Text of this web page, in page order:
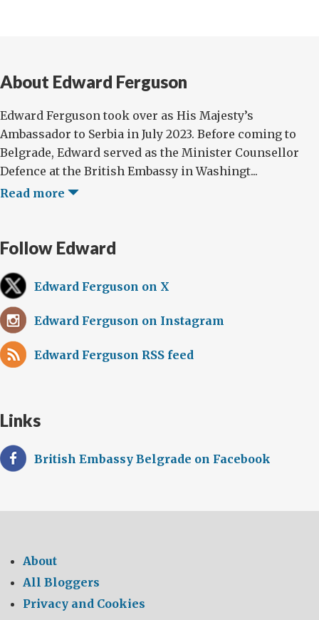
About Edward Ferguson
Edward Ferguson took over as His Majesty’s
Ambassador to Serbia in July 2023. Before coming to
Belgrade, Edward served as the Minister Counsellor
Defence at the British Embassy in Washingt...
Read more
Follow Edward
Edward Ferguson on X
Edward Ferguson on Instagram
Edward Ferguson RSS feed
Links
British Embassy Belgrade on Facebook
About
All Bloggers
Privacy and Cookies